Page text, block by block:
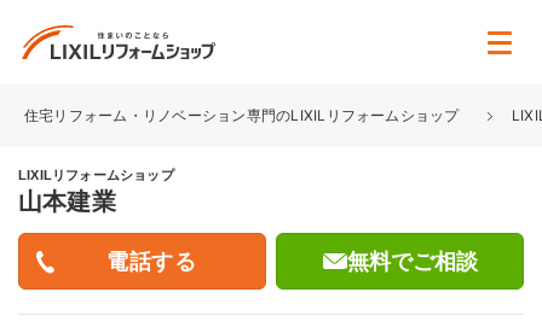
住宅リフォーム・リノベーション専門のLIXILリフォームショップ
LIXILリフォームショップ
山本建業
無料でご相談